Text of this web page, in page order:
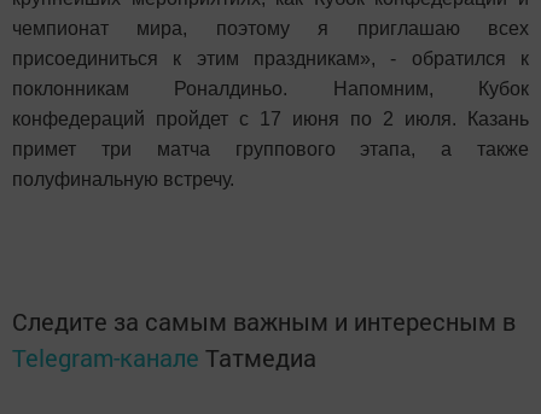
чемпионат мира, поэтому я приглашаю всех
присоединиться к этим праздникам», - обратился к
поклонникам Роналдиньо. Напомним, Кубок
конфедераций пройдет с 17 июня по 2 июля. Казань
примет три матча группового этапа, а также
полуфинальную встречу.
Следите за самым важным и интересным в
Telegram-канале Татмедиа